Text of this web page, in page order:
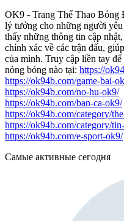
OK9 - Trang Thể Thao Bóng
lý tưởng cho những người
thấy những thông tin cập
chính xác về các trận đấu,
của mình. Truy cập liền tay
nóng bỏng nào tại: https://
https://ok94b.com/game-bai-
https://ok94b.com/no-hu-ok9/
https://ok94b.com/ban-ca-ok9/
https://ok94b.com/category/
https://ok94b.com/category/
https://ok94b.com/e-sport-ok9/
Самые активные сегодня